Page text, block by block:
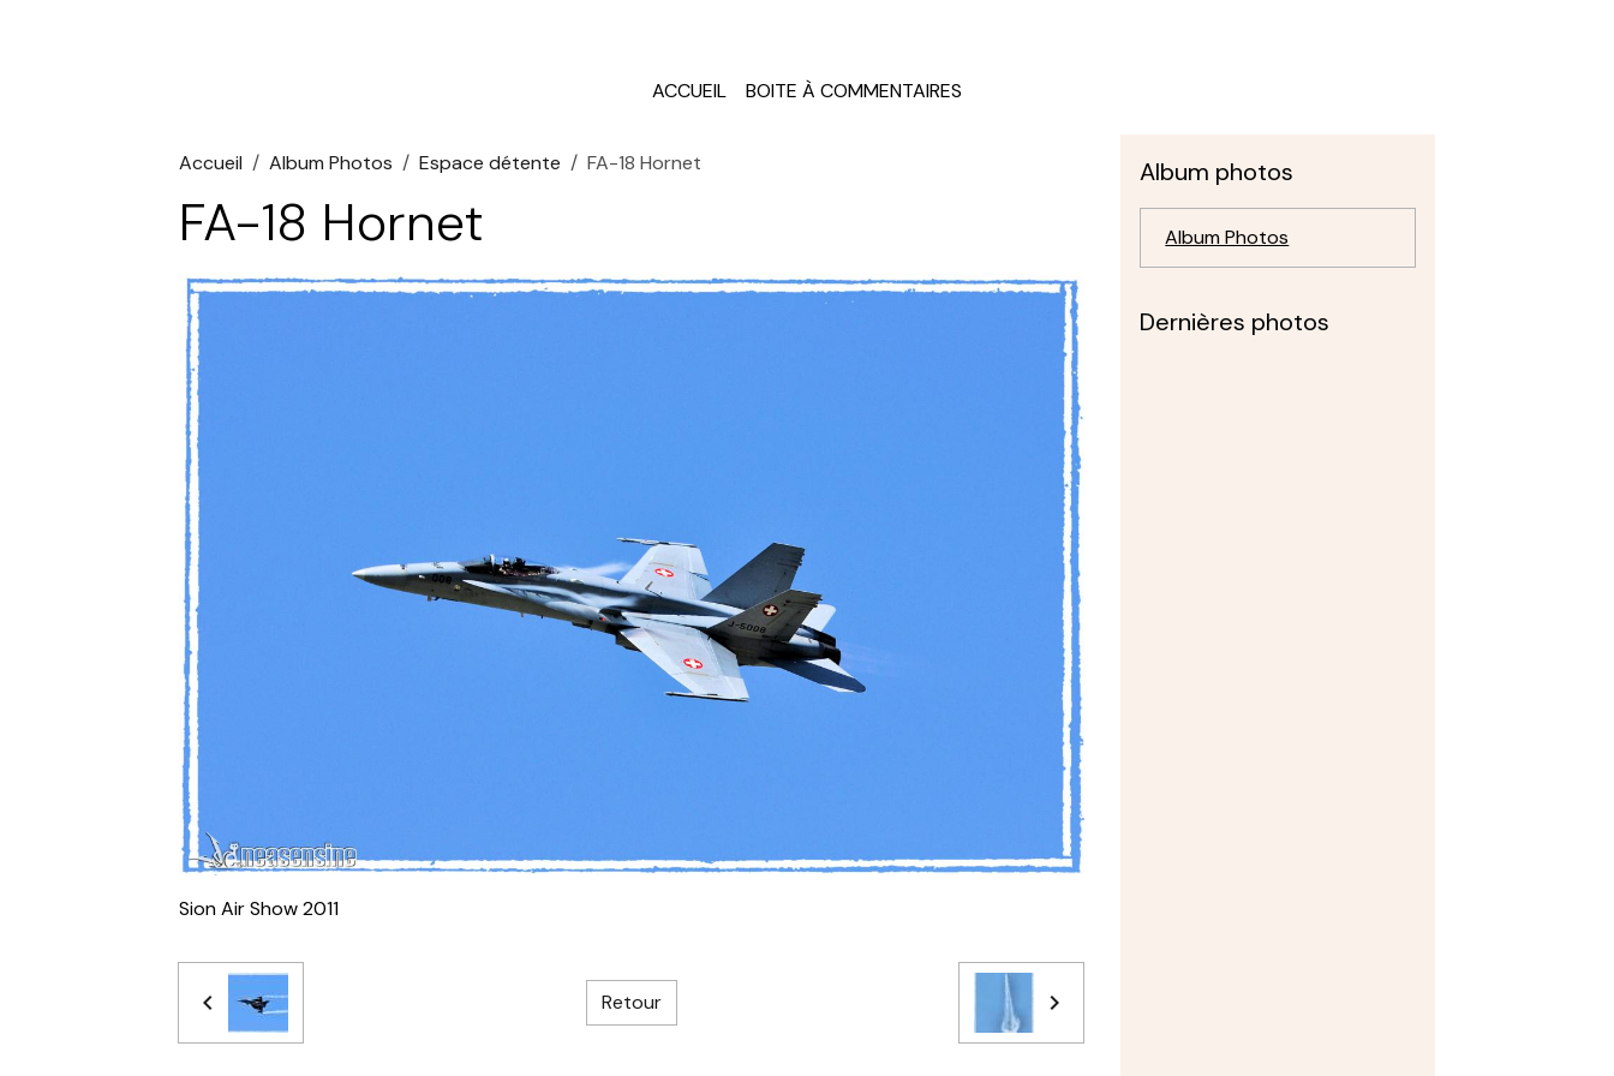
ACCUEIL BOITE À COMMENTAIRES
Accueil Album Photos Espace détente FA-18 Hornet
FA-18 Hornet
Sion Air Show 2011
Retour
Album photos
Album Photos
Dernières photos